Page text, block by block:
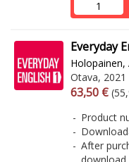
Everyday
Holopainen,
Otava, 2021
63,50 €
Product
After